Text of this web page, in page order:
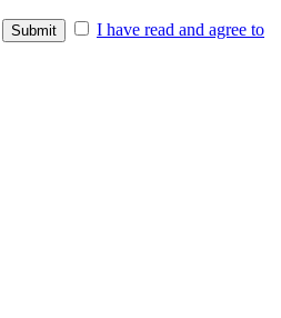
I have read and agree to